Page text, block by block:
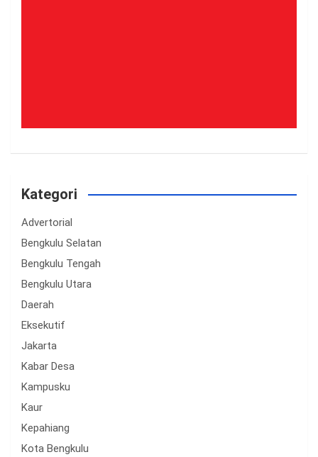
Kategori
Advertorial
Bengkulu Selatan
Bengkulu Tengah
Bengkulu Utara
Daerah
Eksekutif
Jakarta
Kabar Desa
Kampusku
Kaur
Kepahiang
Kota Bengkulu